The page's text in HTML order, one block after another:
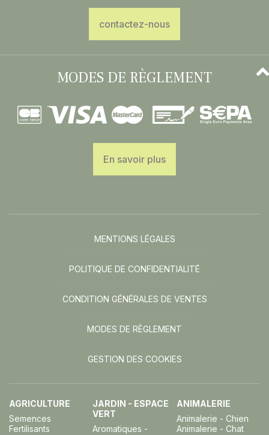
contactez-nous
MODES DE RÈGLEMENT
En savoir plus
MENTIONS LÉGALES
POLITIQUE DE CONFIDENTIALITÉ
CONDITION GÉNÉRALES DE VENTES
MODES DE RÈGLEMENT
GESTION DES COOKIES
AGRICULTURE
Semences
Fertilisants
JARDIN - ESPACE
VERT
Aromatiques -
ANIMALERIE
Animalerie - Chien
Animalerie - Chat